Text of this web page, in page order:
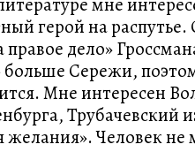
герой на
правое дело»
больше Сережи,
Мне интересен
Трубачевский
желания». Человек